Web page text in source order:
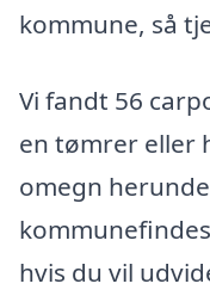
kommune, så
Vi fandt 56
en tømrer eller
omegn
hvis du vil